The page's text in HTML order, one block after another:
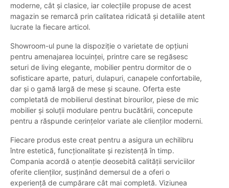
moderne, cât și clasice, iar colecțiile propuse de acest
magazin se remarcă prin calitatea ridicată și detaliile atent
lucrate la fiecare articol.
Showroom-ul pune la dispoziție o varietate de opțiuni
pentru amenajarea locuinței, printre care se regăsesc
seturi de living elegante, mobilier pentru dormitor de o
sofisticare aparte, paturi, dulapuri, canapele confortabile,
dar și o gamă largă de mese și scaune. Oferta este
completată de mobilierul destinat birourilor, piese de mic
mobilier și soluții modulare pentru bucătării, concepute
pentru a răspunde cerințelor variate ale clienților moderni.
Fiecare produs este creat pentru a asigura un echilibru
între estetică, funcționalitate și rezistență în timp.
Compania acordă o atenție deosebită calității serviciilor
oferite clienților, susținând demersul de a oferi o
experiență de cumpărare cât mai completă. Viziunea